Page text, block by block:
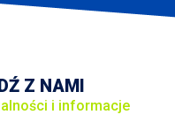
Z NAMI
i informacje